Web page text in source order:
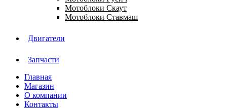
Мотоблоки Скаут
Мотоблоки Ставмаш
Двигатели
Запчасти
Главная
Магазин
О компании
Контакты